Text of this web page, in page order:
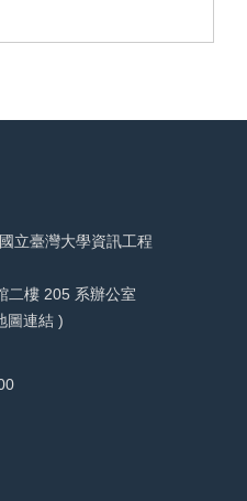
立臺灣大學資訊工程
二樓 205 系辦公室
圖連結 )